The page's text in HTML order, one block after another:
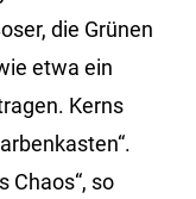
die Grünen
etwa ein
Kerns
Chaos“, so